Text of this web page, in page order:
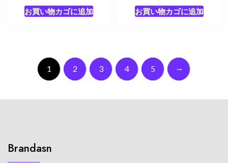
お買い物カゴに追加 お買い物カゴに追加
1 2 3 4 5 →
Brandasn